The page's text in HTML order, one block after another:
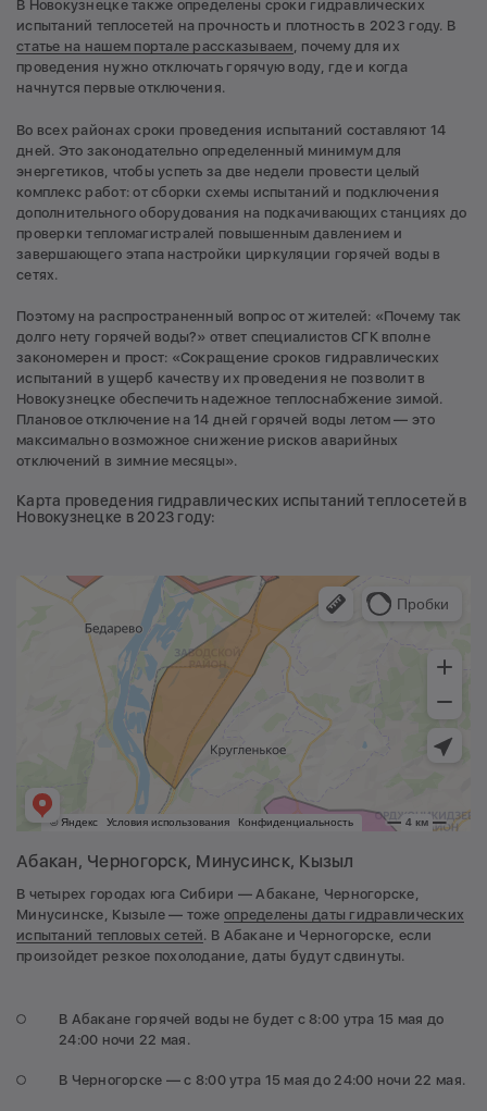
В Новокузнецке также определены сроки гидравлических
испытаний теплосетей на прочность и плотность в 2023 году. В
статье на нашем портале рассказываем, почему для их
проведения нужно отключать горячую воду, где и когда
начнутся первые отключения.
Во всех районах сроки проведения испытаний составляют 14
дней. Это законодательно определенный минимум для
энергетиков, чтобы успеть за две недели провести целый
комплекс работ: от сборки схемы испытаний и подключения
дополнительного оборудования на подкачивающих станциях до
проверки тепломагистралей повышенным давлением и
завершающего этапа настройки циркуляции горячей воды в
сетях.
Поэтому на распространенный вопрос от жителей: «Почему так
долго нету горячей воды?» ответ специалистов СГК вполне
закономерен и прост: «Сокращение сроков гидравлических
испытаний в ущерб качеству их проведения не позволит в
Новокузнецке обеспечить надежное теплоснабжение зимой.
Плановое отключение на 14 дней горячей воды летом — это
максимально возможное снижение рисков аварийных
отключений в зимние месяцы».
Карта проведения гидравлических испытаний теплосетей в
Новокузнецке в 2023 году:
Абакан, Черногорск, Минусинск, Кызыл
В четырех городах юга Сибири — Абакане, Черногорске,
Минусинске, Кызыле — тожеопределены даты гидравлических
испытаний тепловых сетей. В Абакане и Черногорске, если
произойдет резкое похолодание, даты будут сдвинуты.
В Абакане горячей воды не будет с 8:00 утра 15 мая до
24:00 ночи 22 мая.
В Черногорске — с 8:00 утра 15 мая до 24:00 ночи 22 мая.